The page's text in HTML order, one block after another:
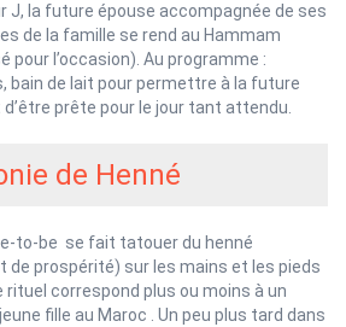
J, la future épouse accompagnée de ses
de la famille se rend au Hammam
pour l’occasion). Au programme :
bain de lait pour permettre à la future
prête pour le jour tant attendu.
de Henné
to-be se fait tatouer du henné
de prospérité) sur les mains et les pieds
rituel correspond plus ou moins à un
fille au Maroc . Un peu plus tard dans